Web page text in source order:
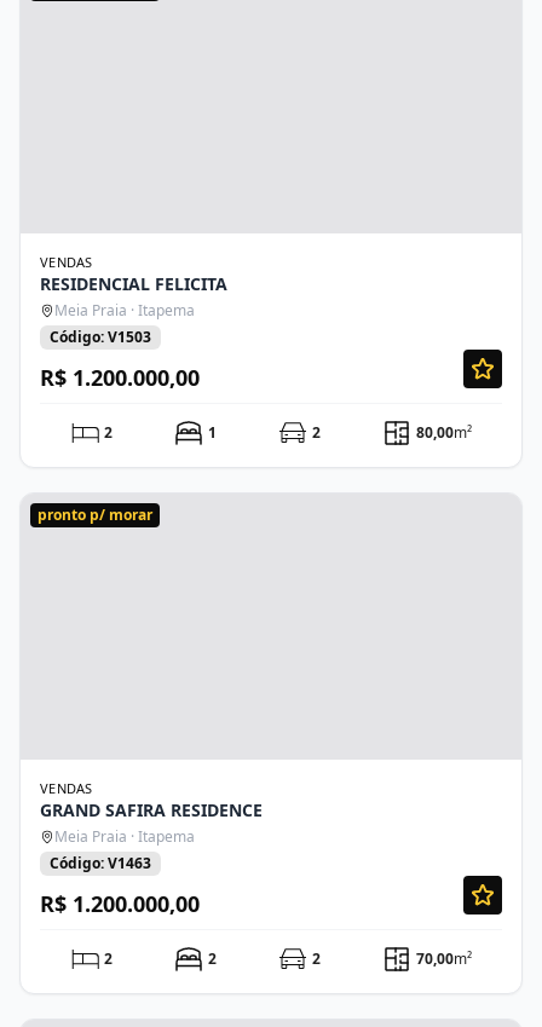
VENDAS
RESIDENCIAL FELICITA
Meia Praia · Itapema
Código: V1503
R$ 1.200.000,00
2 1 2 80,00m²
pronto p/ morar
VENDAS
GRAND SAFIRA RESIDENCE
Meia Praia · Itapema
Código: V1463
R$ 1.200.000,00
2 2 2 70,00m²